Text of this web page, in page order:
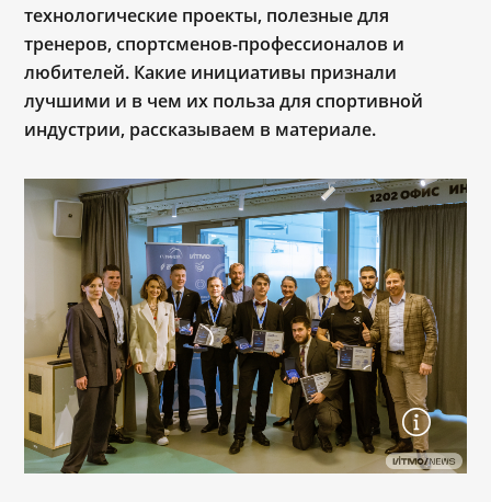
технологические проекты, полезные для
тренеров, спортсменов-профессионалов и
любителей. Какие инициативы признали
лучшими и в чем их польза для спортивной
индустрии, рассказываем в материале.